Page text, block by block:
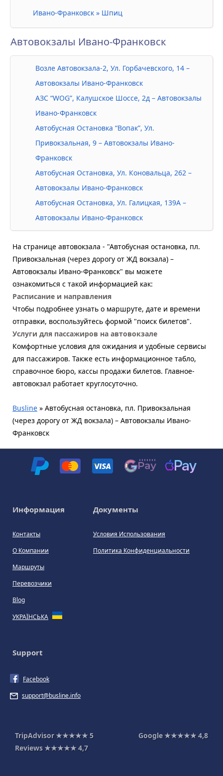
Ивано-Франковск » Шпиц
Автовокзалы Ивано-Франковск
Возле Автовокзала-2, Ул. Горбачевского, 14 –
Автовокзалы Ивано-Франковск
АЗС “WOG”, Калушское Шоссе, 2д – Автовокзалы
Ивано-Франковск
Автобусная Остановка “Вопак”, Ул.
Привокзальная, 9 – Автовокзалы Ивано-
Франковск
Автобусная Остановка, Ул. Коновальца, 262 –
Автовокзалы Ивано-Франковск
Автобусная Остановка, Ул. Галицкая, 139А –
Автовокзалы Ивано-Франковск
На странице автовокзала - "Автобусная остановка, пл.
Привокзальная (через дорогу от ЖД вокзала) –
Автовокзалы Ивано-Франковск" вы можете
ознакомиться с такой информацией как:
Расписание и направления
Чтобы подробнее узнать о маршруте, дате и времени
отправки, воспользуйтесь формой "поиск билетов".
Услуги для пассажиров на автовокзале
Комфортные условия для ожидания и удобные сервисы
для пассажиров. Также есть информационное табло,
справочное бюро, кассы продажи билетов. Главное-
автовокзал работает круглосуточно.
Busline » Автобусная остановка, пл. Привокзальная
(через дорогу от ЖД вокзала) – Автовокзалы Ивано-
Франковск
Информация
Контакты
О Компании
Маршруты
Перевозчики
Blog
УКРАЇНСЬКА
Документы
Условия Использования
Политика Конфиденциальности
Support
Facebook
support@busline.info
TripAdvisor ★★★★★5 Google ★★★★★4,8
Reviews ★★★★★4,7